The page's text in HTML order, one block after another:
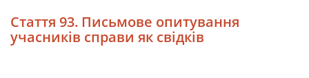
Стаття 93. Письмове опитування
учасників справи як свідків